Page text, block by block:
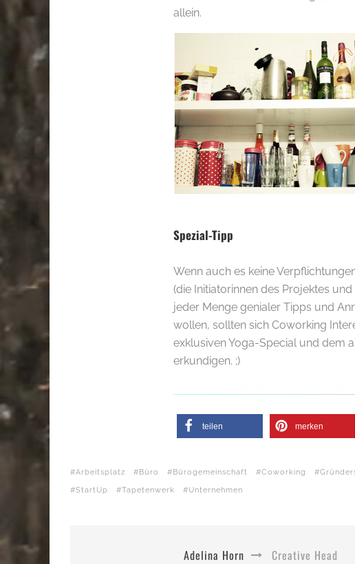
allein.
Spezial-Tipp
Wenn auch es keine
(die Initiatorinnen des Projektes
jeder Menge genialer Tipps und
wollen, sollten sich Coworking
exklusiven Yoga-Special und dem
erkundigen. ;)
teilen merken
Arbeitsplatz Büro Bürogemeinschaft Coworking
StartUp
Tapetenwerk Unternehmen
Adelina Horn Creative Head